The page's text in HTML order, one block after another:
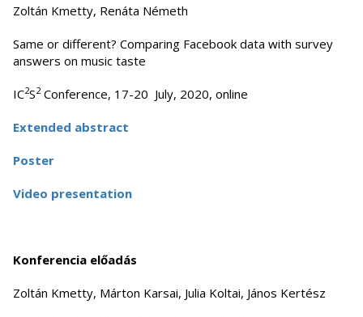
Zoltán Kmetty, Renáta Németh
Same or different? Comparing Facebook data with survey
answers on music taste
IC2S2Conference, 17-20 July, 2020, online
Extended abstract
Poster
Video presentation
Konferencia előadás
Zoltán Kmetty, Márton Karsai, Julia Koltai, János Kertész